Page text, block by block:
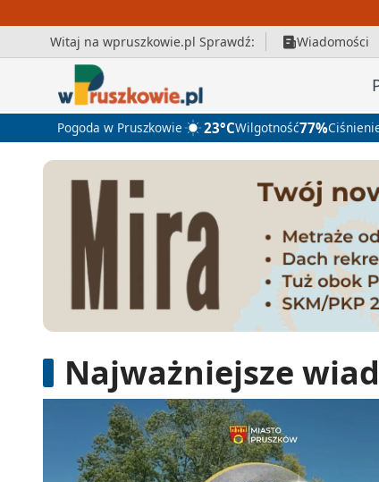
Witaj na wpruszkowie.pl Sprawdź: Wiadomości
Pogoda w Pruszkowie 23°CWilgotność77%
Najważniejsze